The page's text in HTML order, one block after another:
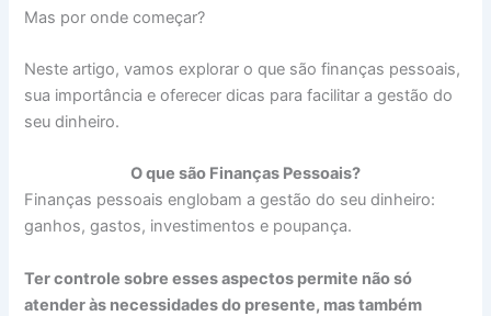
Mas por onde começar?
Neste artigo, vamos explorar o que são finanças pessoais,
sua importância e oferecer dicas para facilitar a gestão do
seu dinheiro.
O que são Finanças Pessoais?
Finanças pessoais englobam a gestão do seu dinheiro:
ganhos, gastos, investimentos e poupança.
Ter controle sobre esses aspectos permite não só
atender às necessidades do presente, mas também